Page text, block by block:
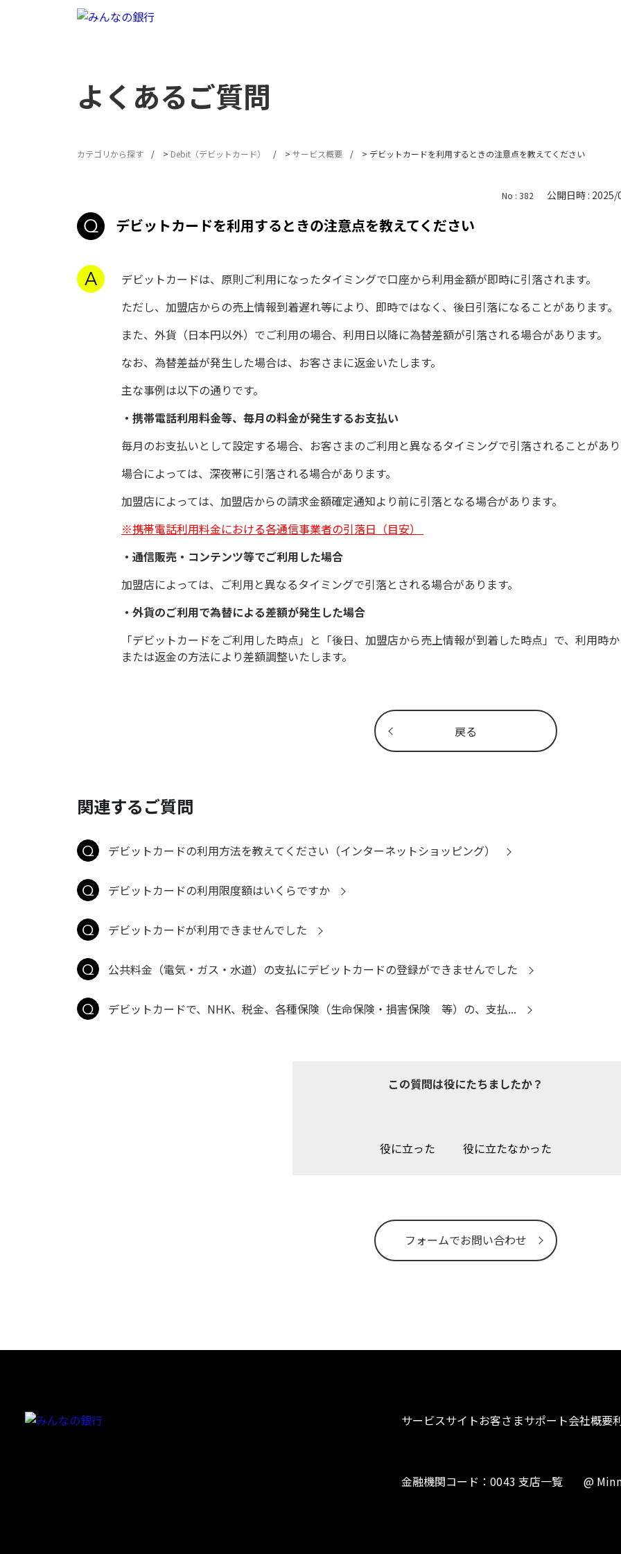
よくあるご質問
カテゴリから探す > Debit（デビットカード） > サービス概要 > デビットカードを利用するときの注意点を教えてください
戻る
No : 382 公開日時 :
デビットカードを利用するときの注意点を教えてください
デビットカードは、原則ご利用になったタイミングで口座から利用金額が即時に引落されます。
ただし、加盟店からの売上情報到着遅れ等により、即時ではなく、後日引落になることがあります。
また、外貨（日本円以外）でご利用の場合、利用日以降に為替差額が引落される場合があります。
なお、為替差益が発生した場合は、お客さまに返金いたします。
主な事例は以下の通りです。
・携帯電話利用料金等、毎月の料金が発生するお支払い
毎月のお支払いとして設定する場合、お客さまのご利用と異なるタイミングで引落されることがあ
場合によっては、深夜帯に引落される場合があります。
加盟店によっては、加盟店からの請求金額確定通知より前に引落となる場合があります。
※携帯電話利用料金における各通信事業者の引落日（目安）
・通信販売・コンテンツ等でご利用した場合
加盟店によっては、ご利用と異なるタイミングで引落とされる場合があります。
・外貨のご利用で為替による差額が発生した場合
「デビットカードをご利用した時点」と「後日、加盟店から売上情報が到着した時点」で、利用時
または返金の方法により差額調整いたします。
関連するご質問
デビットカードの利用方法を教えてください（インターネットショッピング）
デビットカードの利用限度額はいくらですか
デビットカードが利用できませんでした
公共料金（電気・ガス・水道）の支払にデビットカードの登録ができませんでした
デビットカードで、NHK、税金、各種保険（生命保険・損害保険 等）の、支払...
この質問は役にたちましたか？
役に立った 役に立たなかった
フォームでお問い合わせ
サービスサイトお客さまサポート会社概要
金融機関コード：0043 支店一覧 @